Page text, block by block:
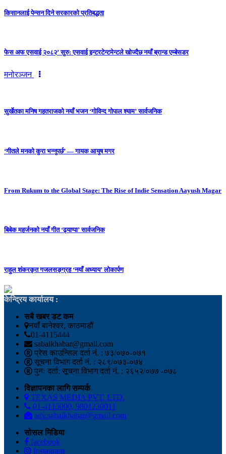
किसानलाई पेन्सन दिने सरकारको प्रतिबद्धता
फेस अफ एसवाई २०८२’ सुरु: एसवाई इन्टरटेन्टमेन्टले खोज्दैछ नयाँ ब्रान्ड एम्बेसडर
मनोरञ्जन
सुर्खेतका मनिष गहतराजको नयाँ भजन ‘गोविन्द गोपाल श्याम’ सार्वजनिक
‘गीतले मनको कुरा भन्नुपर्छ’ — गायक आयुष मगर
From Rukum to the Global Stage: The Rise of Indie Sensation Aayush Magar
बिबेक महर्जनको नयाँ गीत ‘ढ्याप्पा’ सार्वजनिक
राहुल शंकरकृत गजलसङ्ग्रह ‘नयाँ अध्याय’ लोकार्पण
केन्द्रिय कार्यालय :
सबै खबर डट कम
नयाँ बानेश्वर, काठमाडौं
01-4115444
sabaikhabar@gmail.com
प्रेस काउन्सिल दर्ता नं. : ७३/०७०-०७१
सूचना विभाग दर्ता नं. : २८९/०७३-०७४
पुनः दर्ता: सूचना विभाग दर्ता नं. : २६५२/०७७ -०७८
विज्ञापनका लागि सम्पर्क
TEXAS MEDIA PVT. LTD.
01-4115000, 9801230011
adv.sabaikhabar@gmail.com
सोसल मिडिया
facebook
Instagram